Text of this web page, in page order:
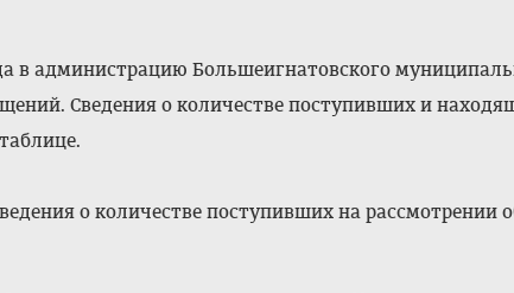
в администрацию Большеигнатовского
Сведения о количестве поступивших и
о количестве поступивших на рассмотрении